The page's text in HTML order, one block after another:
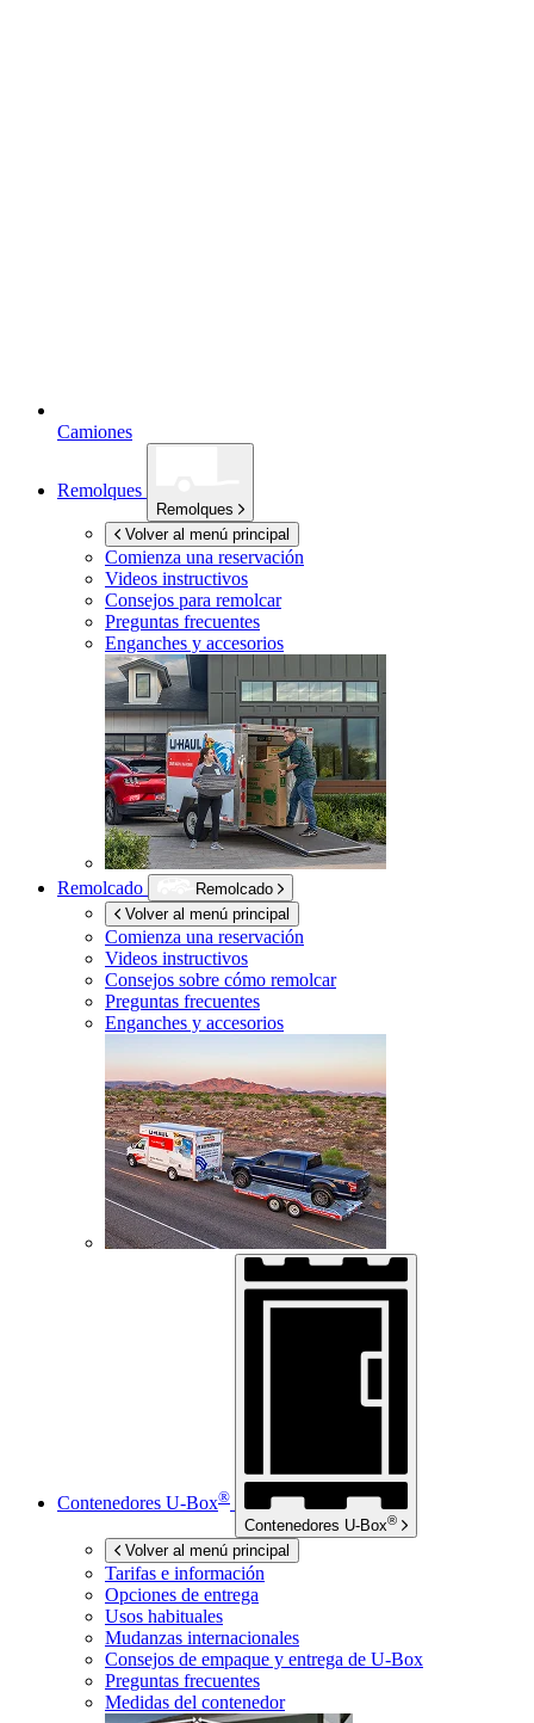
Camiones
Remolques
Remolques
Volver al menú principal
Comienza una reservación
Videos instructivos
Consejos para remolcar
Preguntas frecuentes
Enganches y accesorios
Remolcado
Remolcado
Volver al menú principal
Comienza una reservación
Videos instructivos
Consejos sobre cómo remolcar
Preguntas frecuentes
Enganches y accesorios
Contenedores U-Box®
Contenedores U-Box®
Volver al menú principal
Tarifas e información
Opciones de entrega
Usos habituales
Mudanzas internacionales
Consejos de empaque y entrega de U-Box
Preguntas frecuentes
Medidas del contenedor